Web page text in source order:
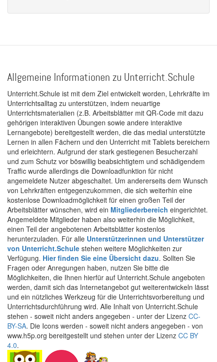
Allgemeine Informationen zu Unterricht.Schule
Unterricht.Schule ist mit dem Ziel entwickelt worden, Lehrkräfte im
Unterrichtsalltag zu unterstützen, indem neuartige
Unterrichtsmaterialien (z.B. Arbeitsblätter mit QR-Code mit dazu
gehörigen interaktiven Übungen sowie andere interaktive
Lernangebote) bereitgestellt werden, die das medial unterstützte
Lernen in allen Fächern und den Unterricht mit Tablets bereichern
und erleichtern. Aufgrund der stark gestiegenen Besucherzahl
und zum Schutz vor böswillig beabsichtigtem und schädigendem
Traffic wurde allerdings die Downloadfunktion für nicht
angemeldete Nutzer abgeschaltet. Um andererseits dem Wunsch
von Lehrkräften entgegenzukommen, die sich weiterhin eine
kostenlose Downloadmöglichkeit für einen großen Teil der
Arbeitsblätter wünschen, wird ein Mitgliederbereich eingerichtet.
Angemeldete Mitglieder haben also weiterhin die Möglichkeit,
einen Teil der angebotenen Arbeitsblätter kostenlos
herunterzuladen. Für alle Unterstützerinnen und Unterstützer
von Unterricht.Schule stehen weitere Möglichkeiten zur
Verfügung. Hier finden Sie eine Übersicht dazu. Sollten Sie
Fragen oder Anregungen haben, nutzen Sie bitte die
Möglichkeiten, die Ihnen hierfür auf Unterricht.Schule angeboten
werden, damit sich das Internetangebot gut weiterentwickeln lässt
und ein nützliches Werkzeug für die Unterrichtsvorbereitung und
Unterrichtsdurchführung wird. Alle Inhalt von Unterricht.Schule
stehen - soweit nicht anders angegeben - unter der Lizenz CC-
BY-SA. Die Icons werden - soweit nicht anders angegeben - von
www.h5p.org bereitgestellt und stehen unter der Lizenz CC BY
4.0.